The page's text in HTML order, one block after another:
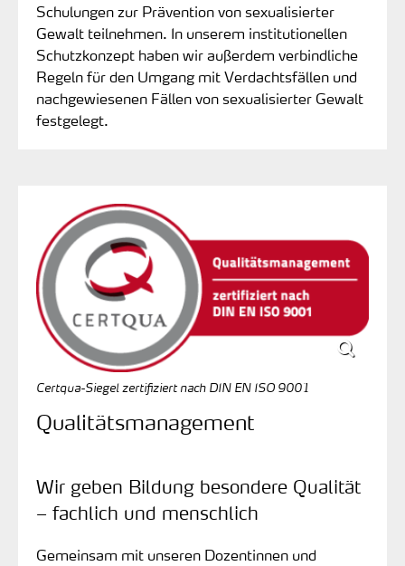
Schulungen zur Prävention von sexualisierter
Gewalt teilnehmen. In unserem institutionellen
Schutzkonzept haben wir außerdem verbindliche
Regeln für den Umgang mit Verdachtsfällen und
nachgewiesenen Fällen von sexualisierter Gewalt
festgelegt.
Certqua-Siegel zertifiziert nach DIN EN ISO 9001
Qualitätsmanagement
Wir geben Bildung besondere Qualität
– fachlich und menschlich
Gemeinsam mit unseren Dozentinnen und